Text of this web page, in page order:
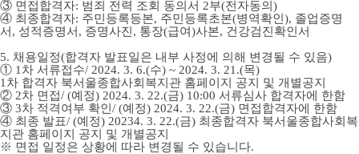
③ 면접합격자: 범죄 전력 조회 동의서 2부(전자동의 )
④ 최종합격자: 주민등록등본, 주민등록초본(병역확인 ), 졸업증명
서 , 성적증명서 , 증명사진 , 통장(급여)사본, 건강검진확인서
5. 채용일정(합격자 발표일은 내부 사정에 의해 변경될 수 있음)
① 1 차 서류접수/ 2024. 3. 6.(수) ~ 2024. 3. 21.(목)
1 차 합격자 북서울종합사회복지관 홈페이지 공지 및 개별공지
② 2차 면접/ (예정) 2024. 3. 22.(금) 10:00 서류심사 합격자에 한함
③ 3차 적격여부 확인 / (예정) 2024. 3. 22.(금) 면접합격자에 한함
④ 최종 발표/ (예정) 20234. 3. 22.(금) 최종합격자 북서울종합사회복
지관 홈페이지 공지 및 개별공지
※ 면접 일정은 상황에 따라 변경될 수 있습니다.